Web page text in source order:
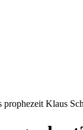
Klaus